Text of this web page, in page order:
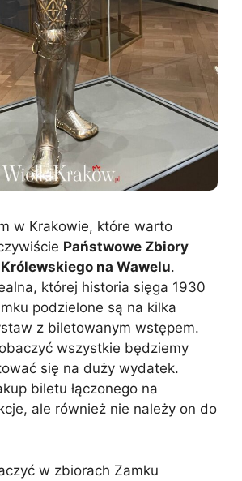
w Krakowie, które warto
Państwowe Zbiory
na Wawelu.
której historia sięga 1930
podzielone są na kilka
z biletowanym wstępem.
wszystkie będziemy
się na duży wydatek.
biletu łączonego na
ale również nie należy on do
w zbiorach Zamku